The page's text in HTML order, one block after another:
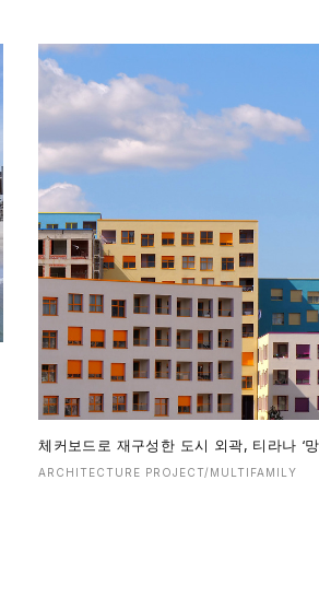
체커보드로 재구성한 도시 외곽, 티라나 ‘
ARCHITECTURE PROJECT/MULTIFAMILY